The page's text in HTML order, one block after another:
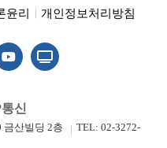
윤리 개인정보처리방침
신
금산빌딩 2층
TEL: 02-3272-